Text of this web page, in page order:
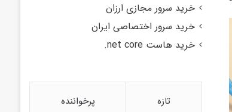
خرید سرور مجازی ارزان
خرید سرور اختصاصی ایران
خرید هاست net core.
تازه پرخواننده